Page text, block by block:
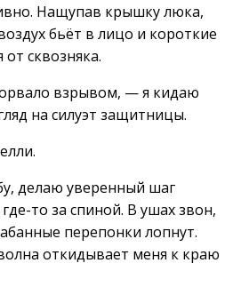
Нащупав крышку люка,
бьёт в лицо и короткие
сквозняка.
взрывом, — я кидаю
на силуэт защитницы.
делаю уверенный шаг
то за спиной. В ушах звон,
перепонки лопнут.
откидывает меня к краю